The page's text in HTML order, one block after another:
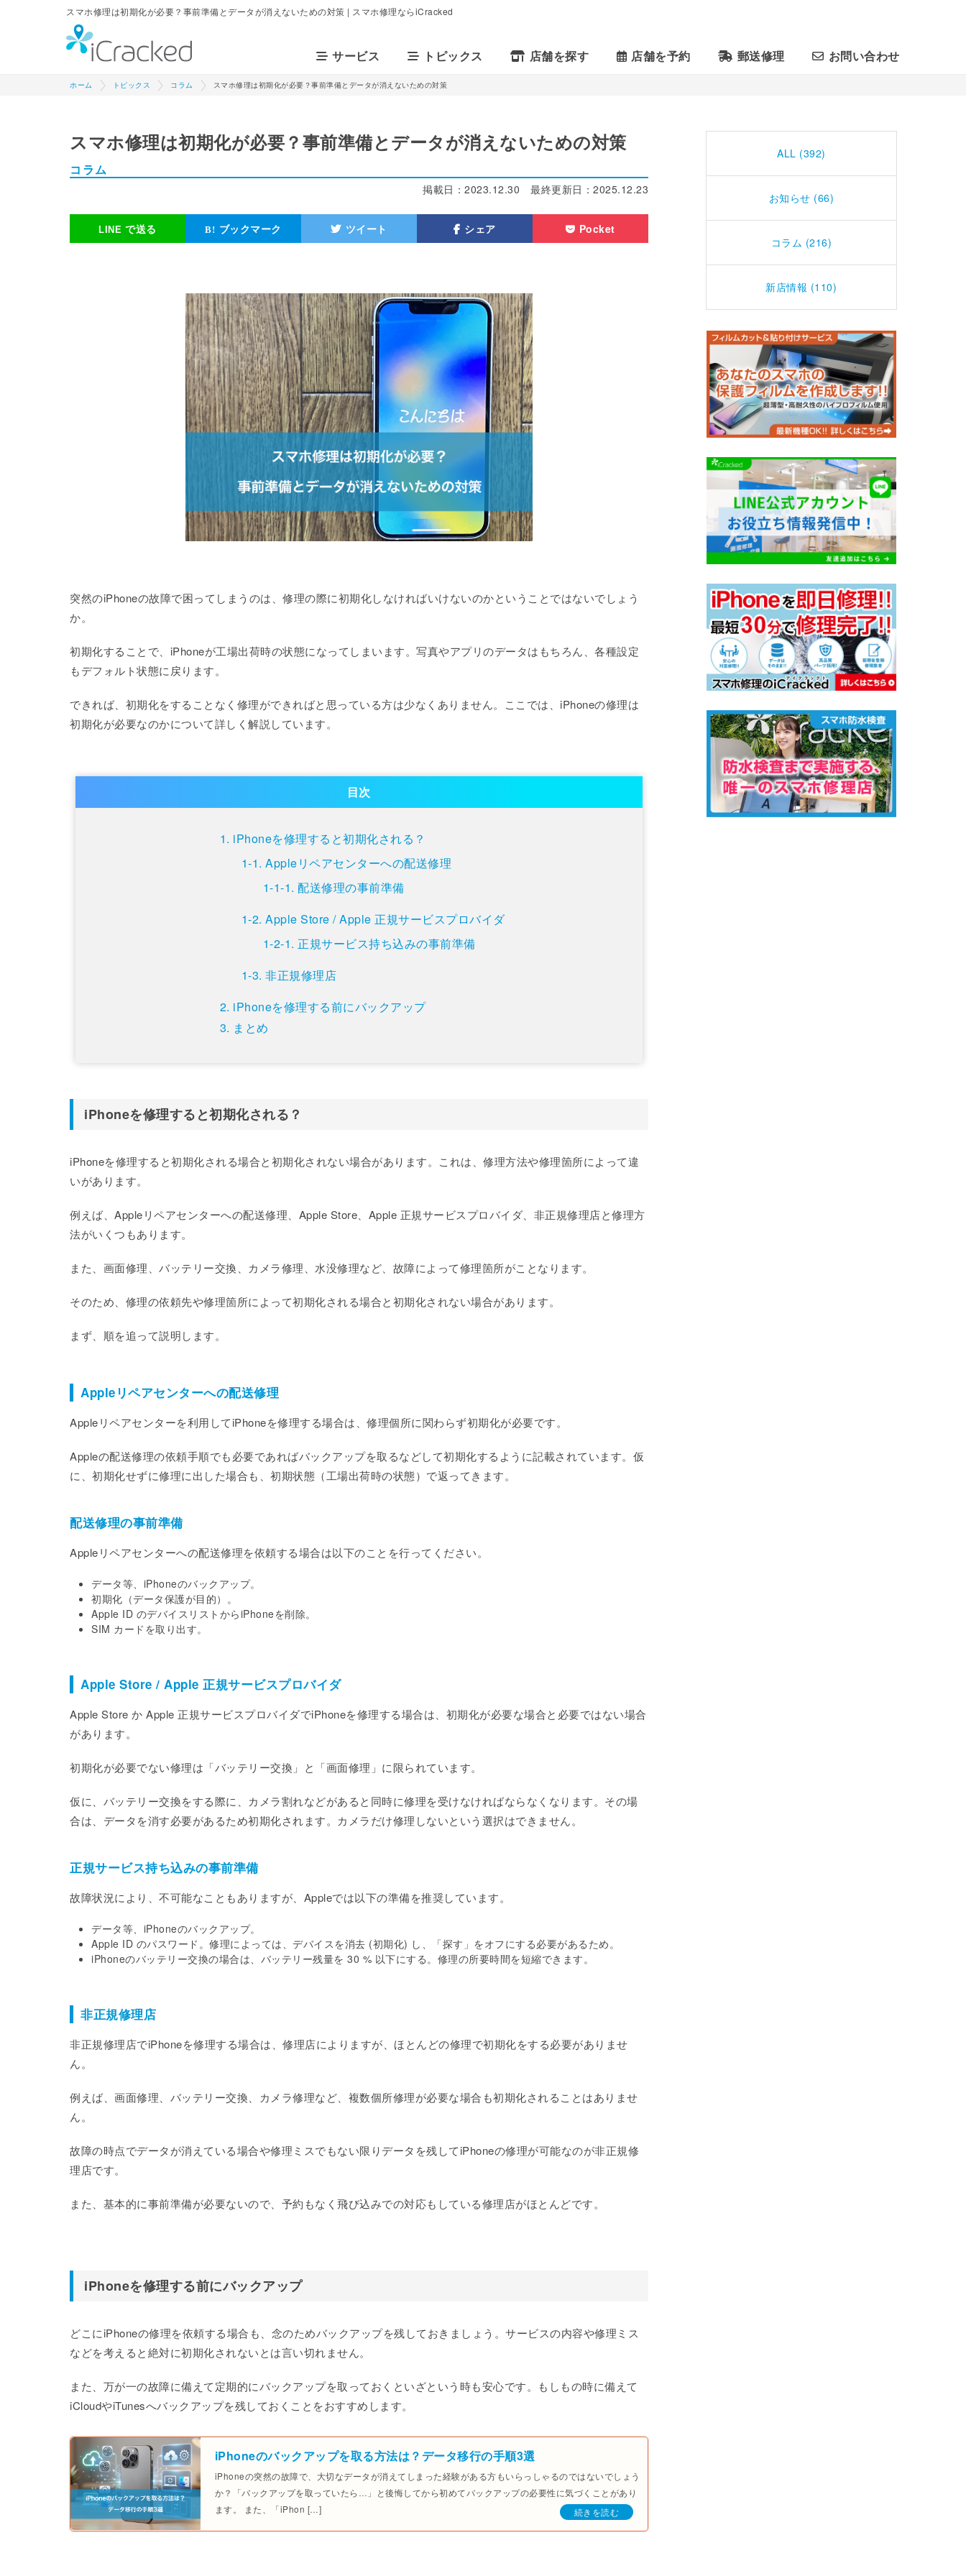
スマホ修理は初期化が必要？事前準備とデータが消えないための対策 | スマホ修理ならiCracked
サービス トピックス 店舗を探す 店舗を予約 郵送修理 お問い合わせ
ホーム トピックス コラム スマホ修理は初期化が必要？事前準備とデータが消えないための対策
スマホ修理は初期化が必要？事前準備とデータが消えないための対策
コラム
最終更新日： 2025.12.23
掲載日： 2023.12.30
で送る ブックマーク ツイート シェア Pocket
突然のiPhoneの故障で困ってしまうのは、修理の際に初期化しなければいけないのかということではないでしょう
か。
初期化することで、iPhoneが工場出荷時の状態になってしまいます。写真やアプリのデータはもちろん、各種設定
もデフォルト状態に戻ります。
できれば、初期化をすることなく修理ができればと思っている方は少なくありません。ここでは、iPhoneの修理は
初期化が必要なのかについて詳しく解説しています。
目次
iPhoneを修理すると初期化される？
Appleリペアセンターへの配送修理
配送修理の事前準備
Apple Store / Apple 正規サービスプロバイダ
正規サービス持ち込みの事前準備
非正規修理店
iPhoneを修理する前にバックアップ
まとめ
iPhoneを修理すると初期化される？
iPhoneを修理すると初期化される場合と初期化されない場合があります。これは、修理方法や修理箇所によって違
いがあります。
例えば、Appleリペアセンターへの配送修理、Apple Store、Apple 正規サービスプロバイダ、非正規修理店と修理方
法がいくつもあります。
また、画面修理、バッテリー交換、カメラ修理、水没修理など、故障によって修理箇所がことなります。
そのため、修理の依頼先や修理箇所によって初期化される場合と初期化されない場合があります。
まず、順を追って説明します。
Appleリペアセンターへの配送修理
Appleリペアセンターを利用してiPhoneを修理する場合は、修理個所に関わらず初期化が必要です。
Appleの配送修理の依頼手順でも必要であればバックアップを取るなどして初期化するように記載されています。仮
に、初期化せずに修理に出した場合も、初期状態（工場出荷時の状態）で返ってきます。
配送修理の事前準備
Appleリペアセンターへの配送修理を依頼する場合は以下のことを行ってください。
データ等、iPhoneのバックアップ。
初期化（データ保護が目的）。
Apple ID のデバイスリストからiPhoneを削除。
SIM カードを取り出す。
Apple Store / Apple 正規サービスプロバイダ
Apple Store か Apple 正規サービスプロバイダでiPhoneを修理する場合は、初期化が必要な場合と必要ではない場合
があります。
初期化が必要でない修理は「バッテリー交換」と「画面修理」に限られています。
仮に、バッテリー交換をする際に、カメラ割れなどがあると同時に修理を受けなければならなくなります。その場
合は、データを消す必要があるため初期化されます。カメラだけ修理しないという選択はできません。
正規サービス持ち込みの事前準備
故障状況により、不可能なこともありますが、Appleでは以下の準備を推奨しています。
データ等、iPhoneのバックアップ。
Apple ID のパスワード。修理によっては、デバイスを消去 (初期化) し、「探す」をオフにする必要があるため。
iPhoneのバッテリー交換の場合は、バッテリー残量を 30 % 以下にする。修理の所要時間を短縮できます。
非正規修理店
非正規修理店でiPhoneを修理する場合は、修理店によりますが、ほとんどの修理で初期化をする必要がありませ
ん。
例えば、画面修理、バッテリー交換、カメラ修理など、複数個所修理が必要な場合も初期化されることはありませ
ん。
故障の時点でデータが消えている場合や修理ミスでもない限りデータを残してiPhoneの修理が可能なのが非正規修
理店です。
また、基本的に事前準備が必要ないので、予約もなく飛び込みでの対応もしている修理店がほとんどです。
iPhoneを修理する前にバックアップ
どこにiPhoneの修理を依頼する場合も、念のためバックアップを残しておきましょう。サービスの内容や修理ミス
などを考えると絶対に初期化されないとは言い切れません。
また、万が一の故障に備えて定期的にバックアップを取っておくといざという時も安心です。もしもの時に備えて
iCloudやiTunesへバックアップを残しておくことをおすすめします。
iPhoneのバックアップを取る方法は？データ移行の手順3選
iPhoneの突然の故障で、大切なデータが消えてしまった経験がある方もいらっしゃるのではないでしょう
か？「バックアップを取っていたら…」と後悔してから初めてバックアップの必要性に気づくことがあり
ます。 また、「iPhon […]
ALL (392)
お知らせ (66)
コラム (216)
新店情報 (110)